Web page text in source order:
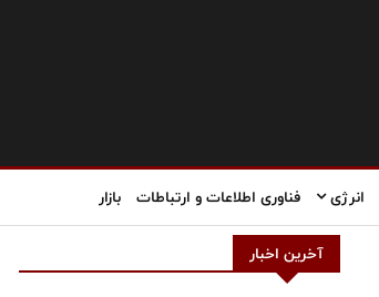
انرژی فناوری اطلاعات و ارتباطات بازار
آخرین اخبار